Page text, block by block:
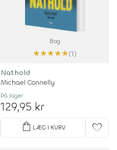
Bog
★★★★★(1)
Nathold
Michael Connelly
På lager
129,95 kr
shopping_bag LÆG I KURV favorite